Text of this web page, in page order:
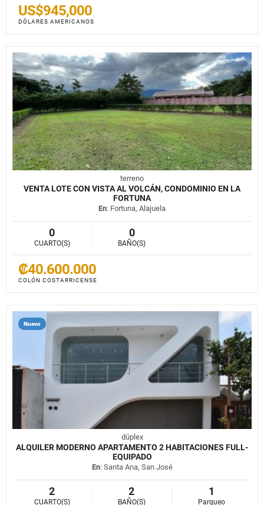
US$945,000
DÓLARES AMERICANOS
terreno
VENTA LOTE CON VISTA AL VOLCÁN, CONDOMINIO EN LA
FORTUNA
En: Fortuna, Alajuela
0
CUARTO(S)
0
BAÑO(S)
₡40.600.000
COLÓN COSTARRICENSE
Nuevo
dúplex
ALQUILER MODERNO APARTAMENTO 2 HABITACIONES FULL-
EQUIPADO
En: Santa Ana, San José
2
CUARTO(S)
2
BAÑO(S)
1
Parqueo